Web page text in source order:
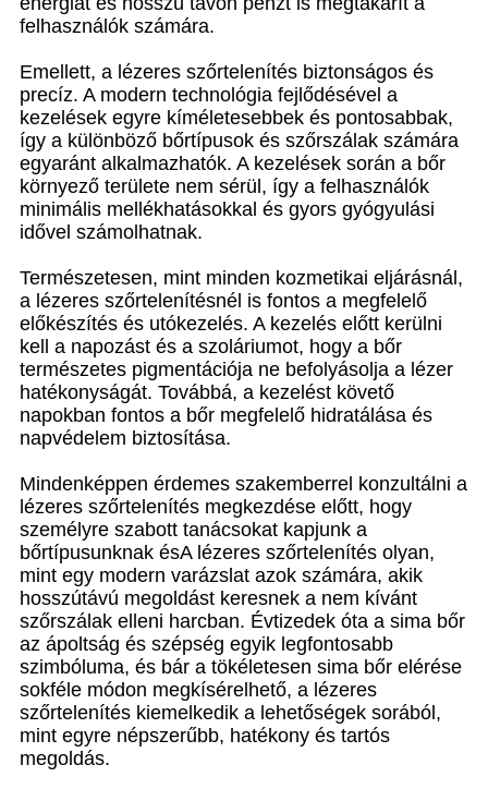
felhasználók számára.
Emellett, a lézeres szőrtelenítés biztonságos és
precíz. A modern technológia fejlődésével a
kezelések egyre kíméletesebbek és pontosabbak,
így a különböző bőrtípusok és szőrszálak számára
egyaránt alkalmazhatók. A kezelések során a bőr
környező területe nem sérül, így a felhasználók
minimális mellékhatásokkal és gyors gyógyulási
idővel számolhatnak.
Természetesen, mint minden kozmetikai eljárásnál,
a lézeres szőrtelenítésnél is fontos a megfelelő
előkészítés és utókezelés. A kezelés előtt kerülni
kell a napozást és a szoláriumot, hogy a bőr
természetes pigmentációja ne befolyásolja a lézer
hatékonyságát. Továbbá, a kezelést követő
napokban fontos a bőr megfelelő hidratálása és
napvédelem biztosítása.
Mindenképpen érdemes szakemberrel konzultálni a
lézeres szőrtelenítés megkezdése előtt, hogy
személyre szabott tanácsokat kapjunk a
bőrtípusunknak ésA lézeres szőrtelenítés olyan,
mint egy modern varázslat azok számára, akik
hosszútávú megoldást keresnek a nem kívánt
szőrszálak elleni harcban. Évtizedek óta a sima bőr
az ápoltság és szépség egyik legfontosabb
szimbóluma, és bár a tökéletesen sima bőr elérése
sokféle módon megkísérelhető, a lézeres
szőrtelenítés kiemelkedik a lehetőségek sorából,
mint egyre népszerűbb, hatékony és tartós
megoldás.